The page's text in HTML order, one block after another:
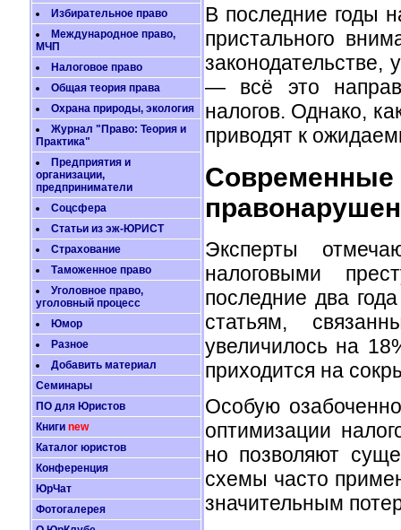
Избирательное право
Международное право,
МЧП
Налоговое право
Общая теория права
Охрана природы, экология
Журнал "Право: Теория и
Практика"
Предприятия и
организации,
предприниматели
Соцсфера
Статьи из эж-ЮРИСТ
Страхование
Таможенное право
Уголовное право,
уголовный процесс
Юмор
Разное
Добавить материал
Семинары
ПО для Юристов
Книги new
Каталог юристов
Конференция
ЮрЧат
Фотогалерея
В последние годы
пристального
— всё это
налогов. Однако,
приводят к
Современные
Эксперты
налоговыми
последние два
статьям,
увеличилось на
приходится на
Особую
оптимизации
но позволяют
схемы часто
значительным